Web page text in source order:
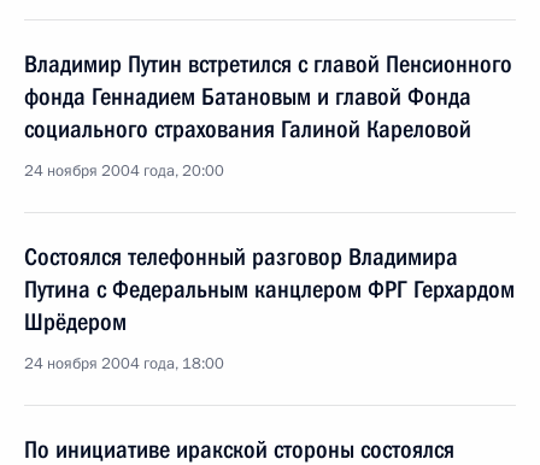
Владимир Путин встретился с главой Пенсионного
фонда Геннадием Батановым и главой Фонда
социального страхования Галиной Кареловой
24 ноября 2004 года, 20:00
Состоялся телефонный разговор Владимира
Путина с Федеральным канцлером ФРГ Герхардом
Шрёдером
24 ноября 2004 года, 18:00
По инициативе иракской стороны состоялся